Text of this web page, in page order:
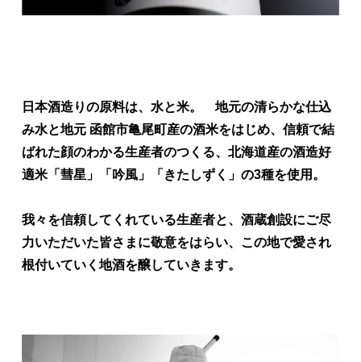
日本酒造りの原料は、水と米。 地元の清らかな仕込
み水と地元 函館市亀尾町産の酒米をはじめ、信頼で結
ばれた顔のわかる生産者のつくる、北海道産の酒造好
適米「彗星」「吟風」「きたしずく」の3種を使用。
我々を信頼してくれている生産者と、酒蔵創設にご尽
力いただいた皆さまに敬意をはらい、この地で愛され
根付いていく地酒を醸していきます。